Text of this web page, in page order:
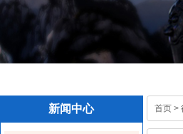
新闻中心 首页 >